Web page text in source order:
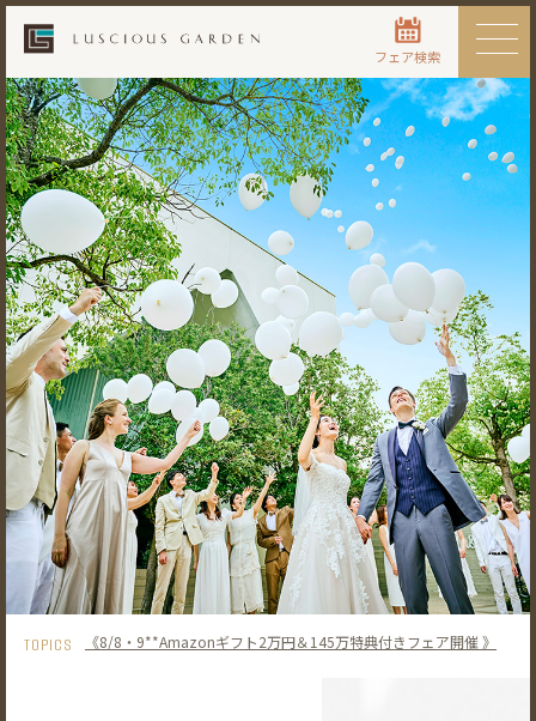
フェア検索
TOPICS 《8/8・9**Amazonギフト2万円＆145万特典付きフェア開催 》